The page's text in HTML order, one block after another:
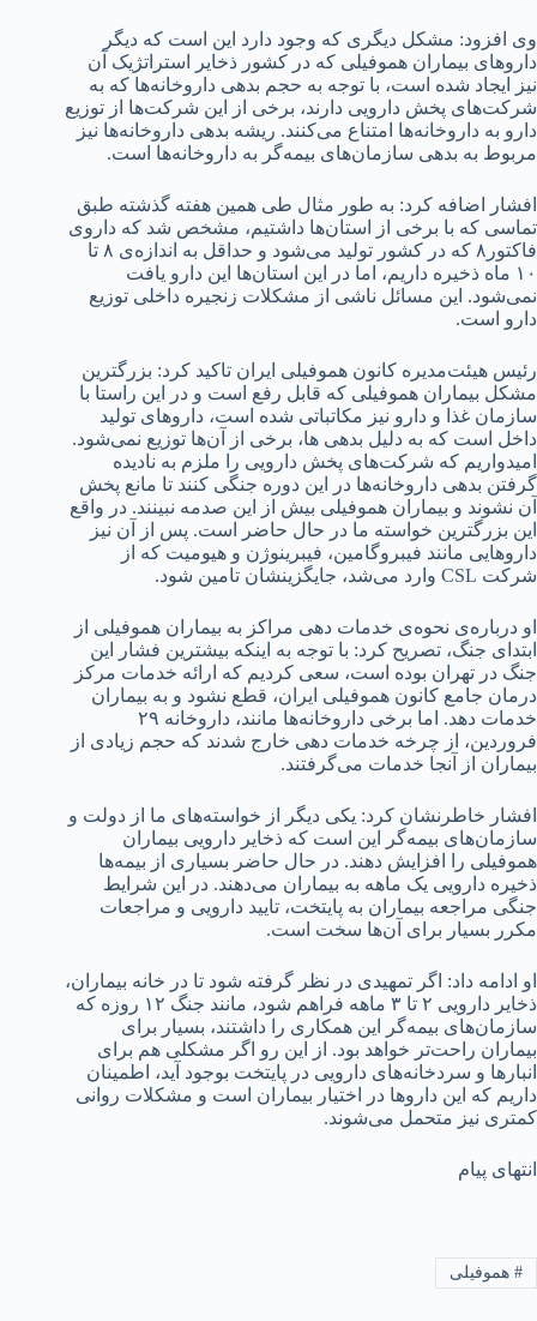
وی افزود: مشکل دیگری که وجود دارد این است که دیگر
داروهای بیماران هموفیلی که در کشور ذخایر استراتژیک آن
نیز ایجاد شده است، با توجه به حجم بدهی داروخانه‌ها که به
شرکت‌های پخش دارویی دارند، برخی از این شرکت‌ها از توزیع
دارو به داروخانه‌ها امتناع می‌کنند. ریشه بدهی داروخانه‌ها نیز
مربوط به بدهی سازمان‌های بیمه‌گر به داروخانه‌ها است.
افشار اضافه کرد: به طور مثال طی همین هفته گذشته طبق
تماسی که با برخی از استان‌ها داشتیم، مشخص شد که داروی
فاکتور۸ که در کشور تولید می‌شود و حداقل به اندازه‌ی ۸ تا
۱۰ ماه ذخیره داریم، اما در این استان‌ها این دارو یافت
نمی‌شود. این مسائل ناشی از مشکلات زنجیره داخلی توزیع
دارو است.
رئیس هیئت‌مدیره کانون هموفیلی ایران تاکید کرد: بزرگترین
مشکل بیماران هموفیلی که قابل رفع است و در این راستا با
سازمان غذا و دارو نیز مکاتباتی شده است، داروهای تولید
داخل است که به دلیل بدهی ها، برخی از آن‌ها توزیع نمی‌شود.
امیدواریم که شرکت‌های پخش دارویی را ملزم به نادیده
گرفتن بدهی داروخانه‌ها در این دوره جنگی کنند تا مانع پخش
آن نشوند و بیماران هموفیلی بیش از این صدمه نبینند. در واقع
این بزرگترین خواسته ما در حال حاضر است. پس از آن نیز
داروهایی مانند فیبروگامین، فیبرینوژن و هیومیت که از
شرکت CSL وارد می‌شد، جایگزینشان تامین شود.
او درباره‌ی نحوه‌ی خدمات دهی مراکز به بیماران هموفیلی از
ابتدای جنگ، تصریح کرد: با توجه به اینکه بیشترین فشار این
جنگ در تهران بوده است، سعی کردیم که ارائه خدمات مرکز
درمان جامع کانون هموفیلی ایران، قطع نشود و به بیماران
خدمات دهد. اما برخی داروخانه‌ها مانند، داروخانه ۲۹
فروردین، از چرخه خدمات دهی خارج شدند که حجم زیادی از
بیماران از آنجا خدمات می‌گرفتند.
افشار خاطرنشان کرد: یکی دیگر از خواسته‌های ما از دولت و
سازمان‌های بیمه‌گر این است که ذخایر دارویی بیماران
هموفیلی را افزایش دهند. در حال حاضر بسیاری از بیمه‌ها
ذخیره دارویی یک ماهه به بیماران می‌دهند. در این شرایط
جنگی مراجعه بیماران به پایتخت، تایید دارویی و مراجعات
مکرر بسیار برای آن‌ها سخت است.
او ادامه داد: اگر تمهیدی در نظر گرفته شود تا در خانه بیماران،
ذخایر دارویی ۲ تا ۳ ماهه فراهم شود، مانند جنگ ۱۲ روزه که
سازمان‌های بیمه‌گر این همکاری را داشتند، بسیار برای
بیماران راحت‌تر خواهد بود. از این رو اگر مشکلی هم برای
انبارها و سردخانه‌های دارویی در پایتخت بوجود آید، اطمینان
داریم که این داروها در اختیار بیماران است و مشکلات روانی
کمتری نیز متحمل می‌شوند.
انتهای پیام
#هموفیلی